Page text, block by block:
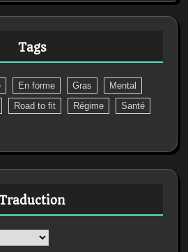
Tags
En forme Gras
Mental
Road to fit Régime
Santé